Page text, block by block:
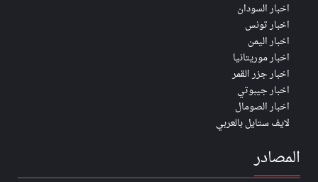
اخبار السودان
اخبار تونس
اخبار اليمن
اخبار موريتانيا
اخبار جزر القمر
اخبار جيبوتي
اخبار الصومال
لايف ستايل بالعربي
المصادر